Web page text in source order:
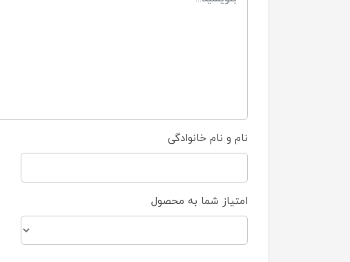
نام و نام خانوادگی
امتیاز شما به محصول